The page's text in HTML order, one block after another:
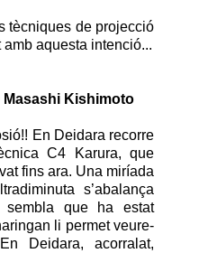
tècniques de projecció
aquesta intenció...
Masashi Kishimoto
En Deidara recorre
C4 Karura, que
fins ara. Una miríada
s’abalança
que ha estat
li permet veure-
Deidara, acorralat,